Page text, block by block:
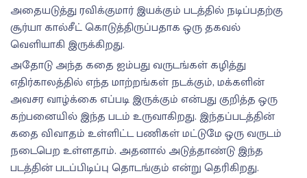
அதையடுத்து ரவிக்குமார் இயக்கும் படத்தில் நடிப்பதற்கு
சூர்யா கால்சீட் கொடுத்திருப்பதாக ஒரு தகவல்
வெளியாகி இருக்கிறது.
அதோடு அந்த கதை ஐம்பது வருடங்கள் கழித்து
எதிர்காலத்தில் எந்த மாற்றங்கள் நடக்கும், மக்களின்
அவசர வாழ்க்கை எப்படி இருக்கும் என்பது குறித்த ஒரு
கற்பனையில் இந்த படம் உருவாகிறது. இந்தப்படத்தின்
கதை விவாதம் உள்ளிட்ட பணிகள் மட்டுமே ஒரு வருடம்
நடைபெற உள்ளதாம். அதனால் அடுத்தாண்டு இந்த
படத்தின் படப்பிடிப்பு தொடங்கும் என்று தெரிகிறது.